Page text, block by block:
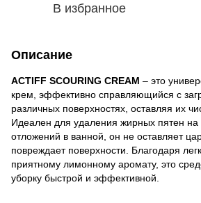
В избранное
Описание
ACTIFF SCOURING CREAM – это
крем, эффективно справляющийся с
различных поверхностях, оставляя их
Идеален для удаления жирных пятен на
отложений в ванной, он не оставляет
повреждает поверхности. Благодаря
приятному лимонному аромату, это
уборку быстрой и эффективной.